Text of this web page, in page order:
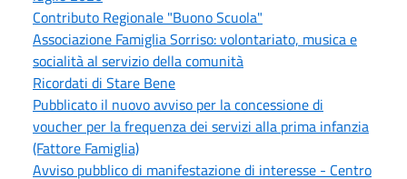
Contributo Regionale "Buono Scuola"
Associazione Famiglia Sorriso: volontariato, musica e
socialità al servizio della comunità
Ricordati di Stare Bene
Pubblicato il nuovo avviso per la concessione di
voucher per la frequenza dei servizi alla prima infanzia
(Fattore Famiglia)
Avviso pubblico di manifestazione di interesse - Centro